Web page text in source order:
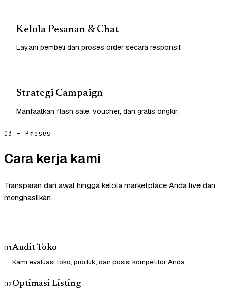
Kelola Pesanan & Chat
Layani pembeli dan proses order secara responsif.
Strategi Campaign
Manfaatkan flash sale, voucher, dan gratis ongkir.
03 — Proses
Cara kerja kami
Transparan dari awal hingga kelola marketplace Anda live dan
menghasilkan.
01Audit Toko
Kami evaluasi toko, produk, dan posisi kompetitor Anda.
02Optimasi Listing